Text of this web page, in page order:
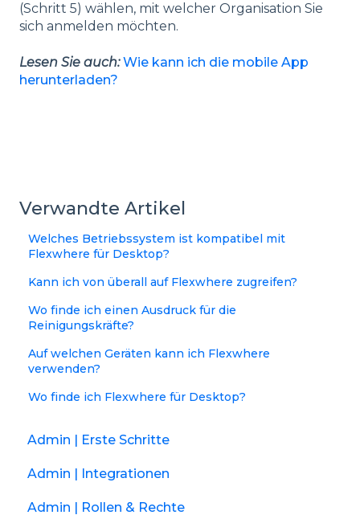
(Schritt 5) wählen, mit welcher Organisation Sie
sich anmelden möchten.
Lesen Sie auch:Wie kann ich die mobile App
herunterladen?
Verwandte Artikel
Welches Betriebssystem ist kompatibel mit
Flexwhere für Desktop?
Kann ich von überall auf Flexwhere zugreifen?
Wo finde ich einen Ausdruck für die
Reinigungskräfte?
Auf welchen Geräten kann ich Flexwhere
verwenden?
Wo finde ich Flexwhere für Desktop?
Admin | Erste Schritte
Admin | Integrationen
Admin | Rollen & Rechte